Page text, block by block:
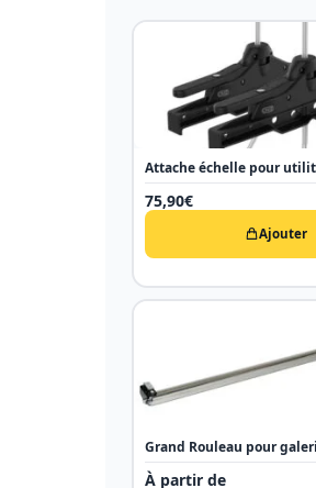
Attache échelle pour
75,90€
Ajouter
Grand Rouleau pour
À partir de